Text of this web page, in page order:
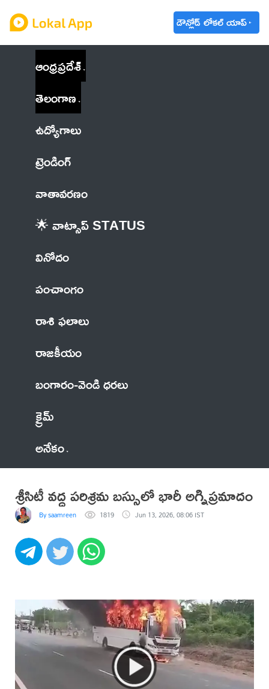
డౌన్లోడ్ లోకల్ యాప్
ఆంధ్రప్రదేశ్
తెలంగాణ
ఉద్యోగాలు
ట్రెండింగ్
వాతావరణం
🌟 వాట్సాప్ STATUS
వినోదం
పంచాంగం
రాశి ఫలాలు
రాజకీయం
బంగారం-వెండి ధరలు
క్రైమ్
అనేకం
శ్రీసిటీ వద్ద పరిశ్రమ బస్సులో భారీ అగ్నిప్రమాదం
By saamreen 1819 Jun 13, 2026, 08:06 IST